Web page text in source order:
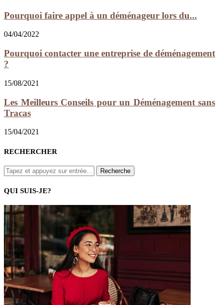
Pourquoi faire appel à un déménageur lors du...
04/04/2022
Pourquoi contacter une entreprise de déménagement
?
15/08/2021
Les Meilleurs Conseils pour un Déménagement sans
Tracas
15/04/2021
RECHERCHER
QUI SUIS-JE?